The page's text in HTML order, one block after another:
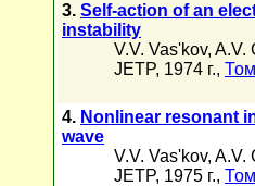
3. Self-action of an
instability
V.V. Vas'kov, A.V.
JETP, 1974 г.,
4. Nonlinear resonant
wave
V.V. Vas'kov, A.V.
JETP, 1975 г.,